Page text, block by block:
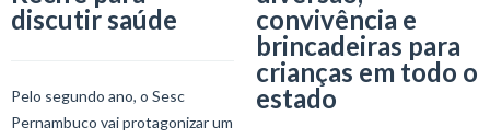
discutir saúde
Pelo segundo ano, o Sesc
Pernambuco vai protagonizar um
convivência e
brincadeiras para
crianças em todo o
estado